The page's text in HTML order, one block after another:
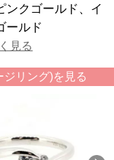
ンクゴールド、イ
ールド
見る
リング)を見る